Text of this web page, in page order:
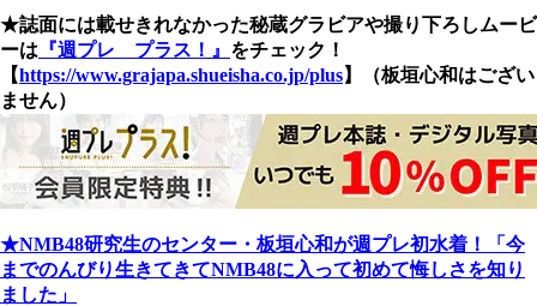
★誌面には載せきれなかった秘蔵グラビアや撮り下ろしムービ
ーは 『週プレ プラス！』 をチェック！
【https://www.grajapa.shueisha.co.jp/plus】（板垣心和はござい
ません）
★NMB48研究生のセンター・板垣心和が週プレ初水着！「今
までのんびり生きてきてNMB48に入って初めて悔しさを知り
ました」